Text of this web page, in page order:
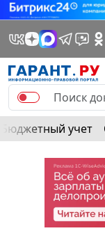
Бюджетный учет